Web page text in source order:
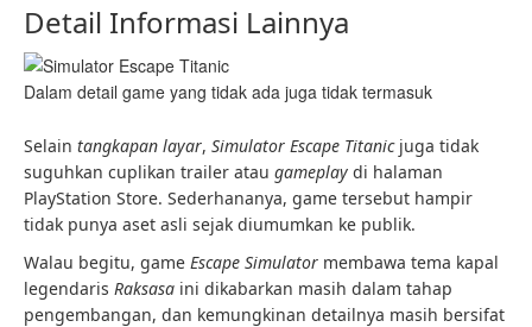
Detail Informasi Lainnya
Dalam detail game yang tidak ada juga tidak termasuk
Selain tangkapan layar, Simulator Escape Titanic juga tidak
suguhkan cuplikan trailer atau gameplay di halaman
PlayStation Store. Sederhananya, game tersebut hampir
tidak punya aset asli sejak diumumkan ke publik.
Walau begitu, game Escape Simulator membawa tema kapal
legendaris Raksasa ini dikabarkan masih dalam tahap
pengembangan, dan kemungkinan detailnya masih bersifat